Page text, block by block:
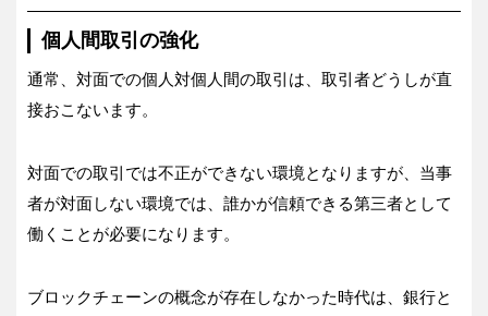
個人間取引の強化
通常、対面での個人対個人間の取引は、取引者どうしが直
接おこないます。
対面での取引では不正ができない環境となりますが、当事
者が対面しない環境では、誰かが信頼できる第三者として
働くことが必要になります。
ブロックチェーンの概念が存在しなかった時代は、銀行と